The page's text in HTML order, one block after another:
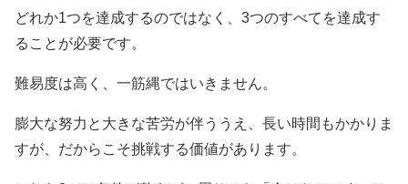
どれか1つを達成するのではなく、3つのすべてを達成す
ることが必要です。
難易度は高く、一筋縄ではいきません。
膨大な努力と大きな苦労が伴ううえ、長い時間もかかりま
すが、だからこそ挑戦する価値があります。